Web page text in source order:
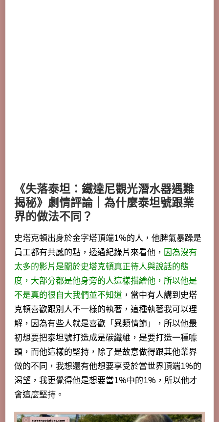
《失落泰坦：鐵達尼觀光潛水器遇難
揭秘》劇情評論｜為什麼泰坦號跟業
界的做法不同？
史塔克頓出身於金字塔頂端1%的人，他脾氣暴躁是
員工都有共感的點，透過紀錄片來看他， 因為沒有
太多的影片是關於史塔克頓真正待人與說話的態
度，大部分都是他身旁的人這樣描繪他，所以他是
不是真的很自大我們並不知道 ，當中有人講到史塔
克頓喜歡跟別人不一樣的執著，這種執著我可以理
解，因為有些人就是喜歡 「異類情節」，所以他最
初想要把泰坦號打造成是碳纖維，是要打造一種噱
頭，而他這樣的堅持，除了是故意做得跟其他業界
做的不同，我想還有他想要享受於當世界頂端1%的
渴望，我更覺得他是想要當1%中的1%，所以他才
會這麼堅持。